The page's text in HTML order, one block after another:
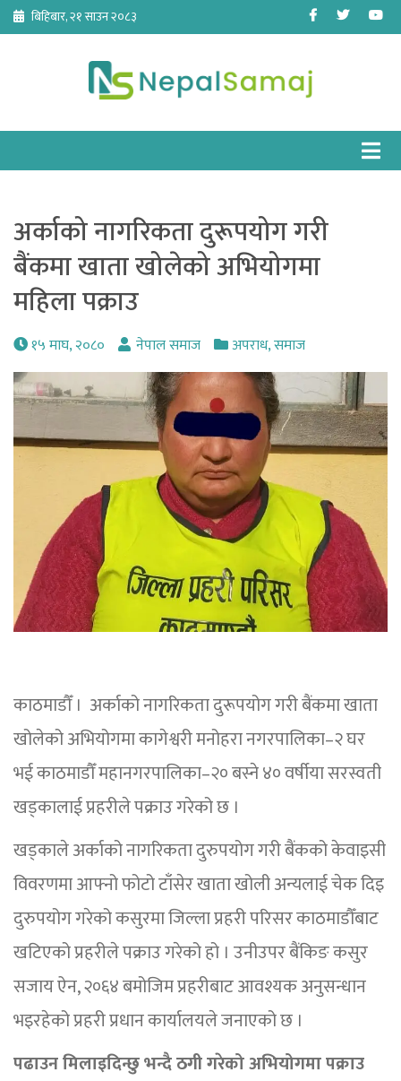
Skip
content
बिहिबार, २१ साउन २०८३ Facebook
Twitter
अर्काको नागरिकता दुरूपयोग गरी
बैंकमा खाता खोलेको अभियोगमा
महिला पक्राउ
१५ माघ, २०८० नेपाल समाज अपराध,समाज
काठमाडौँ । अर्काको नागरिकता दुरूपयोग गरी बैंकमा खाता
खोलेको अभियोगमा कागेश्वरी मनोहरा नगरपालिका–२ घर
भई काठमाडौँ महानगरपालिका–२० बस्ने ४० वर्षीया सरस्वती
खड्कालाई प्रहरीले पक्राउ गरेको छ ।
खड्काले अर्काको नागरिकता दुरुपयोग गरी बैंकको केवाइसी
विवरणमा आफ्नो फोटो टाँसेर खाता खोली अन्यलाई चेक दिइ
दुरुपयोग गरेको कसुरमा जिल्ला प्रहरी परिसर काठमाडौँबाट
खटिएको प्रहरीले पक्राउ गरेको हो । उनीउपर बैंकिङ कसुर
सजाय ऐन, २०६४ बमोजिम प्रहरीबाट आवश्यक अनुसन्धान
भइरहेको प्रहरी प्रधान कार्यालयले जनाएको छ ।
पढाउन मिलाइदिन्छु भन्दै ठगी गरेको अभियोगमा पक्राउ